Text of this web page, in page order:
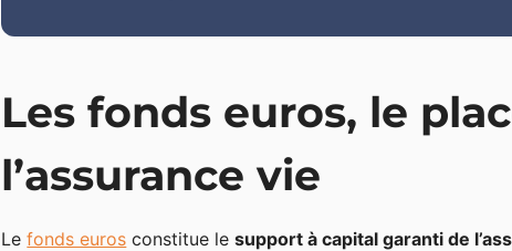
Les fonds euros, le
l’assurance vie
Lefonds euros constitue lesupport à capital garanti de